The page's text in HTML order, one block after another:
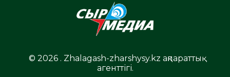
© 2026 . Zhalagash-zharshysy.kz ақпараттық
агенттігі.